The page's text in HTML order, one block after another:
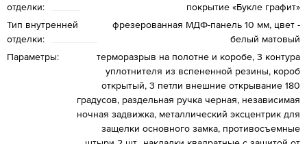
отделки:
покрытие «Букле графит»
Тип внутренней
отделки:
фрезерованная МДФ-панель 10 мм, цвет -
белый матовый
Параметры:
терморазрыв на полотне и коробе, 3 контура
уплотнителя из вспененной резины, короб
открытый, 3 петли внешние открывание 180
градусов, раздельная ручка черная, независимая
ночная задвижка, металлический эксцентрик для
защелки основного замка, противосъемные